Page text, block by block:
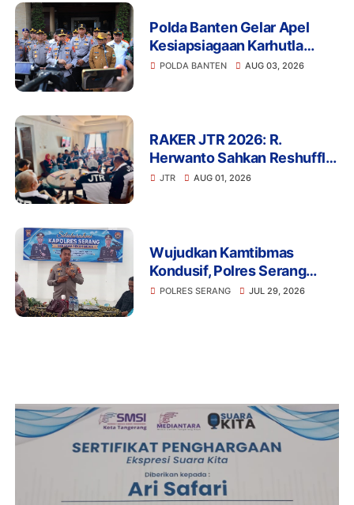
Polda Banten Gelar Apel
Kesiapsiagaan Karhutla
2026, Perkuat Sinergi
POLDA BANTEN AUG 03, 2026
RAKER JTR 2026: R.
Herwanto Sahkan Reshuffle
Pengurus dan Tegaskan
JTR AUG 01, 2026
Wujudkan Kamtibmas
Kondusif, Polres Serang
Gelar Silaturahmi Strategis
POLRES SERANG JUL 29, 2026